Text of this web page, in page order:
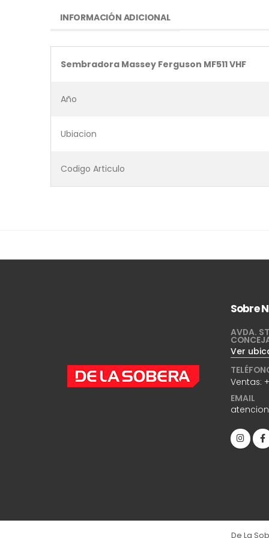
INFORMACIÓN ADICIONAL
Sembradora Massey Ferguson MF511 VHF
Año
Ubiacion
Codigo Articulo
Sobre
AVDA.
Ver
Ventas:
EMAIL
De La